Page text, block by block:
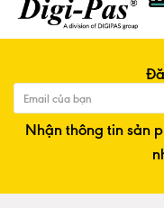
Nhận thông tin sản